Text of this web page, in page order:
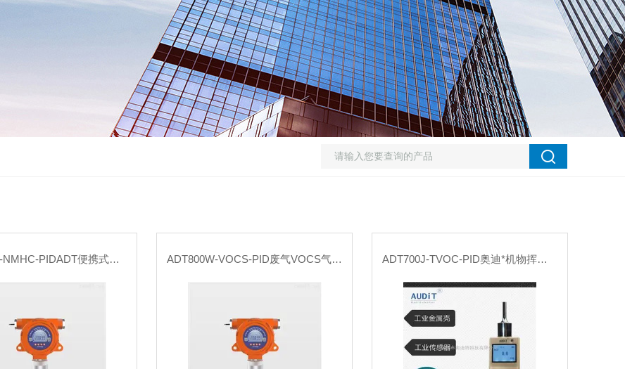
ADT800W-NMHC-PIDADT便携式非甲烷总烃监测仪 ADT800W-VOCS-PID废气VOCS气体监测仪ADT ADT700J-TVOC-PID奥迪*机物挥发性TVOC气体监测仪